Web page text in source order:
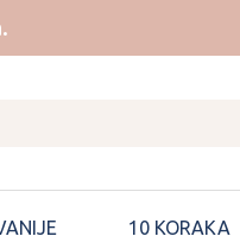
10 KORAKA